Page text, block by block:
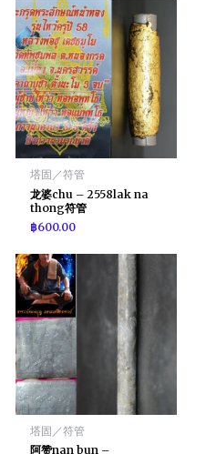
塔固／符管
龙婆chu – 2558lak na
thong符管
฿600.00
塔固／符管
阿赞nan bun –